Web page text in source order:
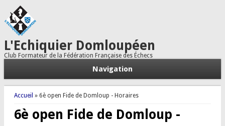
L'Echiquier Domloupéen
Club Formateur de la Fédération Française des Échecs
Navigation
Vous êtes ici
Accueil » 6è open Fide de Domloup - Horaires
6è open Fide de Domloup -